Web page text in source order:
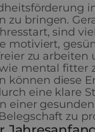
zu bringen.
sind
motiviert,
zu arbeiten
mental fitter
können diese
eine klare
einer
zu